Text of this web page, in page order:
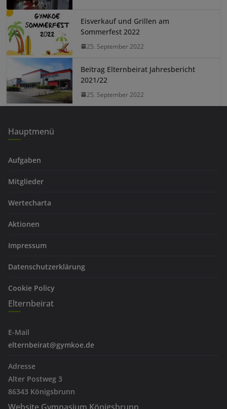
Eisverkauf und Grillen am
Sommerfest 2022
25. September 2022
Beitrag Elternbeirat Jahresbericht
2021/22
25. September 2022
Hauptmenü
Aufgaben
Mitglieder
Wertecharta
Aktionen
Impressum
Datenschutzerklärung
Cookie Policy
Elternbeirat
E-Mail
elternbeirat@gymkoe.de
Adresse
Alter Postweg 3
86343 Königsbrunn